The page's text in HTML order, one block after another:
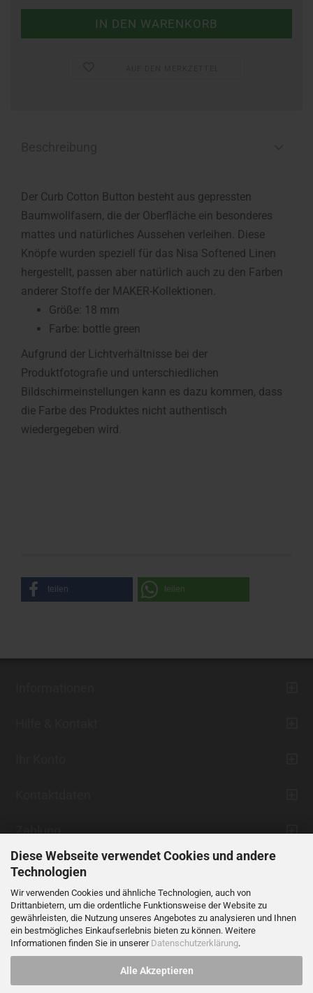
Diese Webseite verwendet Cookies und andere
Technologien
Wir verwenden Cookies und ähnliche Technologien, auch von
Drittanbietern, um die ordentliche Funktionsweise der Website zu
gewährleisten, die Nutzung unseres Angebotes zu analysieren und Ihnen
ein bestmögliches Einkaufserlebnis bieten zu können. Weitere
Informationen finden Sie in unserer Datenschutzerklärung.
Alle Akzeptieren
Der Curb Cotton Button besteht aus gepressten
Baumwollfasern, die der Oberfläche ein besonderes
mattes und natürliches Aussehen verleihen. Diese
Knöpfe wurden speziell für das Nisa Softened Linen
hergestellt, passen aber natürlich auch zu den Farben
anderer Stoffe der MAKER-Kollektionen.
Größe: 18 mm
Farbe: bottle green
Aufgrund der Lichtverhältnisse bei der
Produktfotografie und unterschiedlichen
Bildschirmeinstellungen kann es dazu kommen, dass
die Farbe des Produktes nicht authentisch
wiedergegeben wird.
teilen teilen
Zahlung
Vertrag widerrufen